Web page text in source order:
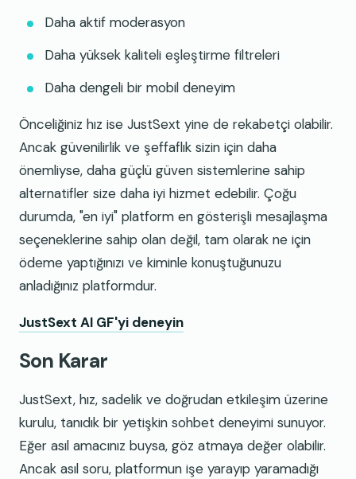
Daha aktif moderasyon
Daha yüksek kaliteli eşleştirme filtreleri
Daha dengeli bir mobil deneyim
Önceliğiniz hız ise JustSext yine de rekabetçi olabilir.
Ancak güvenilirlik ve şeffaflık sizin için daha
önemliyse, daha güçlü güven sistemlerine sahip
alternatifler size daha iyi hizmet edebilir. Çoğu
durumda, "en iyi" platform en gösterişli mesajlaşma
seçeneklerine sahip olan değil, tam olarak ne için
ödeme yaptığınızı ve kiminle konuştuğunuzu
anladığınız platformdur.
JustSext AI GF'yi deneyin
Son Karar
JustSext, hız, sadelik ve doğrudan etkileşim üzerine
kurulu, tanıdık bir yetişkin sohbet deneyimi sunuyor.
Eğer asıl amacınız buysa, göz atmaya değer olabilir.
Ancak asıl soru, platformun işe yarayıp yaramadığı